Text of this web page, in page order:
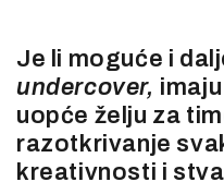
Je li moguće i
undercover,
uopće želju za
razotkrivanje
kreativnosti i